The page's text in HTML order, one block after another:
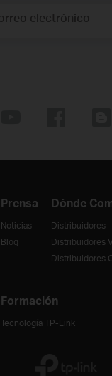
electrónico
Prensa
Noticias
Blog
Dónde
Distribuidores
Distribuidores
Distribuidores
Formación
Tecnología TP-Link